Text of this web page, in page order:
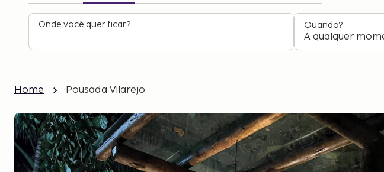
Onde você quer ficar? Quando?
A qualquer
Home Pousada Vilarejo